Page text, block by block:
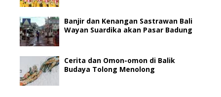
Banjir dan Kenangan Sastrawan Bali
Wayan Suardika akan Pasar Badung
Cerita dan Omon-omon di Balik
Budaya Tolong Menolong